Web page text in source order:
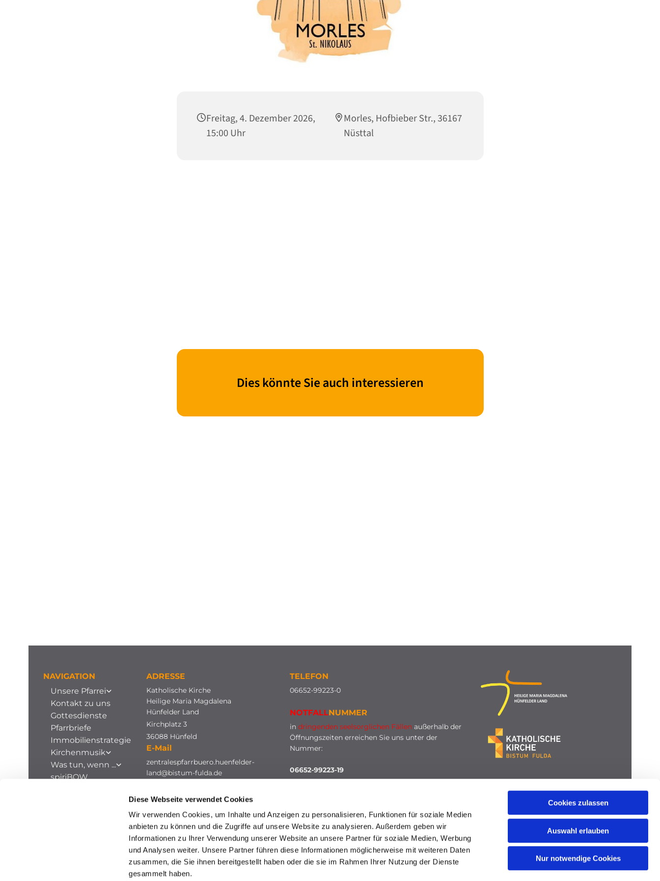
Diese Webseite verwendet Cookies
Wir verwenden Cookies, um Inhalte und Anzeigen zu personalisieren, Funktionen für soziale Medien
anbieten zu können und die Zugriffe auf unsere Website zu analysieren. Außerdem geben wir
Informationen zu Ihrer Verwendung unserer Website an unsere Partner für soziale Medien, Werbung
und Analysen weiter. Unsere Partner führen diese Informationen möglicherweise mit weiteren Daten
zusammen, die Sie ihnen bereitgestellt haben oder die sie im Rahmen Ihrer Nutzung der Dienste
gesammelt haben.
Cookies zulassen
Auswahl erlauben
Nur notwendige Cookies
Freitag, 4. Dezember 2026,
15:00 Uhr
Morles, Hofbieber Str., 36167
Nüsttal
Dies könnte Sie auch interessieren
NAVIGATION
Unsere Pfarrei
Kontakt zu uns
Gottesdienste
Pfarrbriefe
Immobilienstrategie
Kirchenmusik
Was tun, wenn ...
spiriBOW
ADRESSE
Katholische Kirche
Heilige Maria Magdalena
Hünfelder Land
Kirchplatz 3
36088 Hünfeld
E-Mail
zentralespfarrbuero.huenfelder-
land@bistum-fulda.de
TELEFON
06652-99223-0
NOTFALLNUMMER
in dringenden seelsorglichen Fällenaußerhalb der
Öffnungszeiten erreichen Sie uns unter der
Nummer:
06652-99223-19
HINWEISGEBERSCHUTZ